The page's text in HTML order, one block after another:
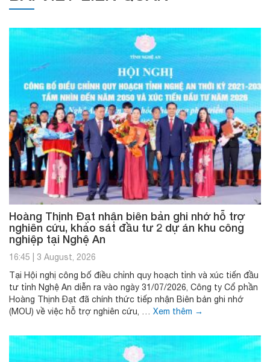
Hoàng Thịnh Đạt nhận biên bản ghi nhớ hỗ trợ
nghiên cứu, khảo sát đầu tư 2 dự án khu công
nghiệp tại Nghệ An
16:45
3 August, 2026
Tại Hội nghị công bố điều chỉnh quy hoạch tỉnh và xúc tiến đầu
tư tỉnh Nghệ An diễn ra vào ngày 31/07/2026, Công ty Cổ phần
Hoàng Thịnh Đạt đã chính thức tiếp nhận Biên bản ghi nhớ
(MOU) về việc hỗ trợ nghiên cứu, … Xem thêm →